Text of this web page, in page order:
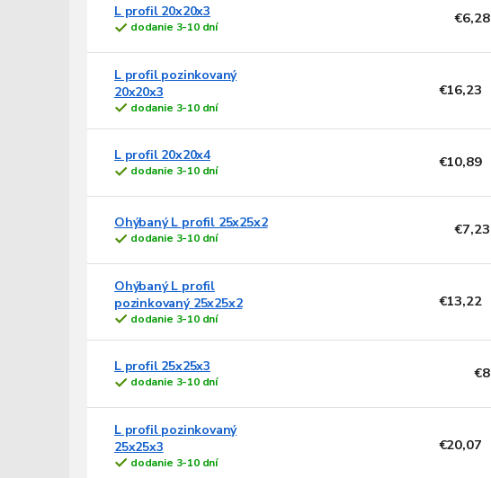
L profil 20x20x3
dodanie 3-10 dní €6,28
L profil pozinkovaný
20x20x3
dodanie 3-10 dní
€16,23
L profil 20x20x4
dodanie 3-10 dní €10,89
Ohýbaný L profil 25x25x2
dodanie 3-10 dní €7,23
Ohýbaný L profil
pozinkovaný 25x25x2
dodanie 3-10 dní
€13,22
L profil 25x25x3
dodanie 3-10 dní €8
L profil pozinkovaný
25x25x3
dodanie 3-10 dní
€20,07